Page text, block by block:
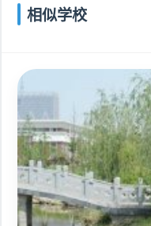
相似学校